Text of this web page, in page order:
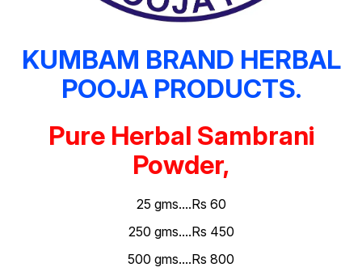
KUMBAM BRAND HERBAL
POOJA PRODUCTS.
Pure Herbal Sambrani
Powder,
25 gms....Rs 60
250 gms....Rs 450
500 gms....Rs 800